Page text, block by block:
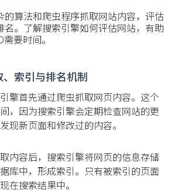
的算法和爬虫程序抓取网站内容，评估
名。了解搜索引擎如何评估网站，有助
要时间。
索引与排名机制
擎首先通过爬虫抓取网页内容。这个
，因为搜索引擎会定期检查网站的更
现新页面和修改过的内容。
内容后，搜索引擎将网页的信息存储
库中，形成索引。只有被索引的页面
在搜索结果中。